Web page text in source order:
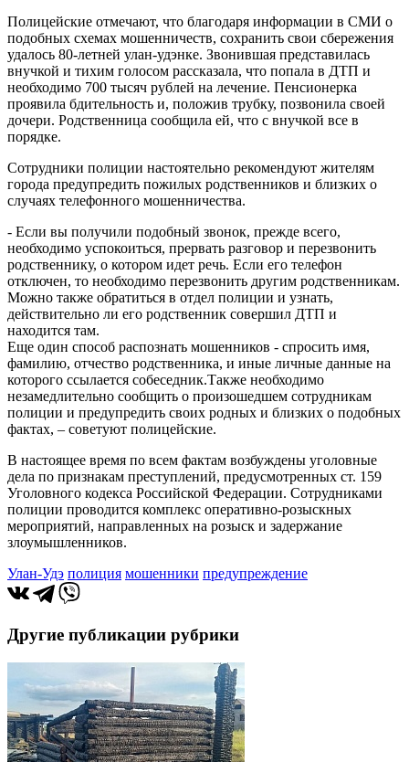
Полицейские отмечают, что благодаря информации в СМИ о
подобных схемах мошенничеств, сохранить свои сбережения
удалось 80-летней улан-удэнке. Звонившая представилась
внучкой и тихим голосом рассказала, что попала в ДТП и
необходимо 700 тысяч рублей на лечение. Пенсионерка
проявила бдительность и, положив трубку, позвонила своей
дочери. Родственница сообщила ей, что с внучкой все в
порядке.
Сотрудники полиции настоятельно рекомендуют жителям
города предупредить пожилых родственников и близких о
случаях телефонного мошенничества.
- Если вы получили подобный звонок, прежде всего,
необходимо успокоиться, прервать разговор и перезвонить
родственнику, о котором идет речь. Если его телефон
отключен, то необходимо перезвонить другим родственникам.
Можно также обратиться в отдел полиции и узнать,
действительно ли его родственник совершил ДТП и
находится там.
Еще один способ распознать мошенников - спросить имя,
фамилию, отчество родственника, и иные личные данные на
которого ссылается собеседник.Также необходимо
незамедлительно сообщить о произошедшем сотрудникам
полиции и предупредить своих родных и близких о подобных
фактах, – советуют полицейские.
В настоящее время по всем фактам возбуждены уголовные
дела по признакам преступлений, предусмотренных ст. 159
Уголовного кодекса Российской Федерации. Сотрудниками
полиции проводится комплекс оперативно-розыскных
мероприятий, направленных на розыск и задержание
злоумышленников.
Улан-Удэ полиция мошенники предупреждение
Другие публикации рубрики